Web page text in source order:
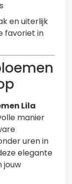
en uiterlijk
favoriet in
Lila
manier
uren in
elegante
jouw